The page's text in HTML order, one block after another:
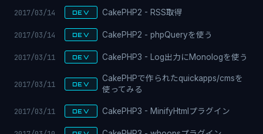
2017/03/14 DEV CakePHP2 - RSS取得
2017/03/14 DEV CakePHP2 - phpQueryを使う
2017/03/11 DEV CakePHP3 - Log出力にMonologを使う
2017/03/11 DEV
CakePHPで作られたquickapps/cmsを
使ってみる
2017/03/11 DEV CakePHP3 - MinifyHtmlプラグイン